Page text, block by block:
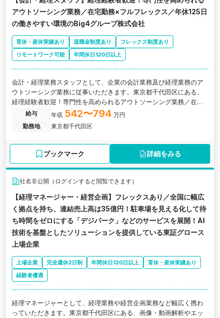
アウトソーシング業務／在宅勤務×フルフレックス／年休125日
の働きやすい環境のBig4グループ株式会社
育休・産休実績あり 退職金制度あり
フレックス制度あり
リモートワーク可能
年間休日120日以上
会計・経理業務スタッフとして、企業の会計業務及び経理業務のア
ウトソーシング業務に従事いただきます。東京都千代田区にある、
経理経験者歓迎！専門性を高められるアウトソーシング業務／在宅
勤務×フルフレックス／年休125日の働きやすい環境のBig4グループ
株式会社の求人です。
給与 年収 542〜794 万円
勤務地
東京都千代田区
ブックマーク 詳細をみる
社名非公開（ログインすると閲覧できます）
【経理マネージャー・経営企画】フレックスあり／全国に幅広
く拠点を持ち、連結売上高は35億円！駐車場を見える化して待
ち時間をゼロにする「デジパーク」などのサービスを展開！AI
技術を基盤としたソリューションを提供している東証グロース
上場企業
上場企業 完全週休2日制 年間休日120日以上
育休・産休実績あり
経験者優遇
経理マネージャーとして、経理業務や経営企画業務など幅広く携わ
っていただきます。東京都千代田区にある、画像・動画解析やエッ